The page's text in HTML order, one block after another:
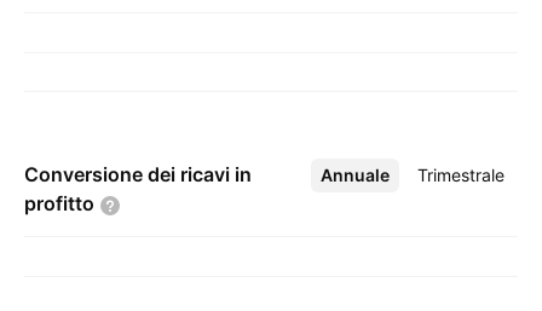
Conversione dei ricavi in
profitto
Annuale Trimestrale
Altro